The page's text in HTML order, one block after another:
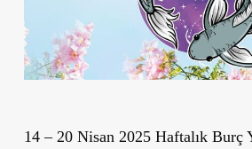
14 – 20 Nisan 2025 Haftalık Burç